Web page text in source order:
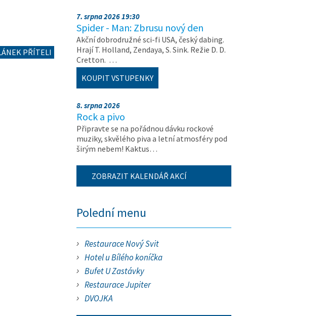
PŘÍTELI
7. srpna 2026 19:30
Spider - Man: Zbrusu nový den
Akční dobrodružné sci-fi USA, český dabing.
Hrají T. Holland, Zendaya, S. Sink. Režie D. D.
Cretton. …
KOUPIT VSTUPENKY
8. srpna 2026
Rock a pivo
Připravte se na pořádnou dávku rockové
muziky, skvělého piva a letní atmosféry pod
širým nebem! Kaktus…
ZOBRAZIT KALENDÁŘ AKCÍ
Polední menu
Restaurace Nový Svit
Hotel u Bílého koníčka
Bufet U Zastávky
Restaurace Jupiter
DVOJKA